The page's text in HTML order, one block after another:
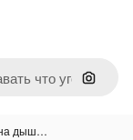
Поиск
дыш…